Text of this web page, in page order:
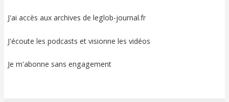
J'ai accès aux archives de leglob-journal.fr
J'écoute les podcasts et visionne les vidéos
Je m'abonne sans engagement